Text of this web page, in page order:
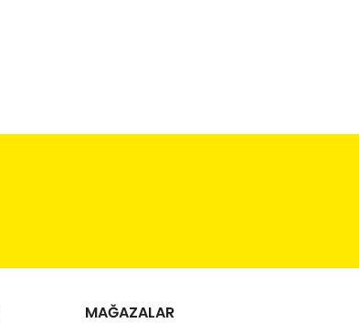
MAĞAZALAR